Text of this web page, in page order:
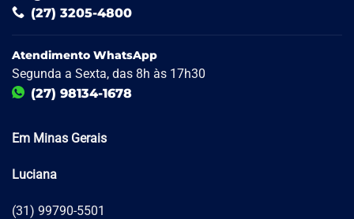
(27) 3205-4800
Atendimento WhatsApp
Segunda a Sexta, das 8h às 17h30
(27) 98134-1678
Em Minas Gerais
Luciana
(31) 99790-5501